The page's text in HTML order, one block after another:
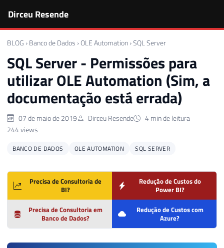
Dirceu Resende
BLOG › Banco de Dados › OLE Automation ›SQL Server
SQL Server - Permissões para
utilizar OLE Automation (Sim, a
documentação está errada)
07 de maio de 2019 Dirceu Resende
4 min de leitura
244 views
BANCO DE DADOS OLE AUTOMATION SQL SERVER
Precisa de Consultoria de
BI?
Redução de Custos do
Power BI?
Precisa de Consultoria em
Banco de Dados?
Redução de Custos com
Azure?